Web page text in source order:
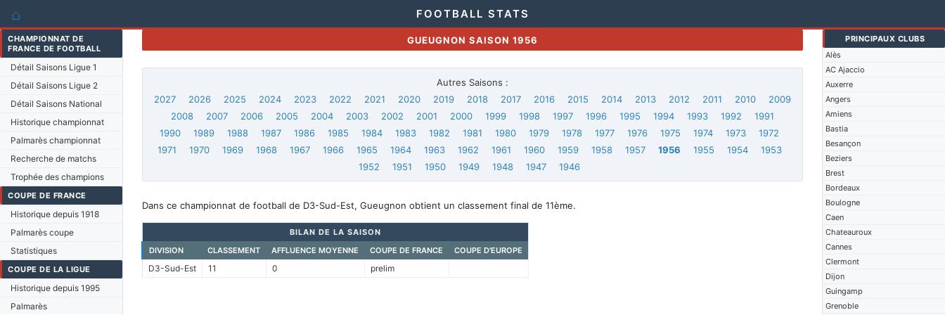
⌂ FOOTBALL STATS
CHAMPIONNAT DE
FRANCE DE FOOTBALL
Détail Saisons Ligue 1
Détail Saisons Ligue 2
Détail Saisons National
Historique championnat
Palmarès championnat
Recherche de matchs
Trophée des champions
COUPE DE FRANCE
Historique depuis 1918
Palmarès coupe
Statistiques
COUPE DE LA LIGUE
Historique depuis 1995
Palmarès
PRINCIPAUX CLUBS
Alès
AC Ajaccio
Auxerre
Angers
Amiens
Bastia
Besançon
Beziers
Brest
Bordeaux
Boulogne
Caen
Chateauroux
Cannes
Clermont
Dijon
Guingamp
Grenoble
GUEUGNON SAISON 1956
Autres Saisons :
2027
2026 2025 2024 2023 2022 2021 2020 2019 2018 2017 2016 2015 2014 2013 2012 2011 2010
2009
2008
2007 2006 2005 2004 2003 2002 2001 2000 1999 1998 1997 1996 1995 1994 1993 1992
1991
1990
1989 1988 1987 1986 1985 1984 1983 1982 1981 1980 1979 1978 1977 1976 1975 1974 1973
1972
1971
1970 1969 1968 1967 1966 1965 1964 1963 1962 1961 1960 1959 1958 1957 1956 1955 1954
1953
1952
1951 1950 1949 1948 1947 1946
Dans ce championnat de football de D3-Sud-Est, Gueugnon obtient un classement final de 11ème.
BILAN DE LA SAISON
DIVISION
CLASSEMENT AFFLUENCE MOYENNE COUPE DE FRANCE COUPE D'EUROPE
D3-Sud-Est 11 0 prelim